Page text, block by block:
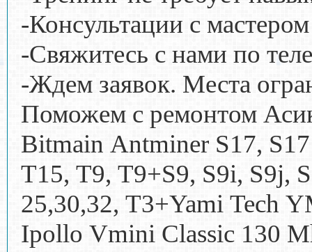
-Консультации с
-Свяжитесь с нами по
-Ждем заявок. Места
Поможем с ремонтом
Bitmain Antminer S17,
T15, T9, T9+S9, S9i, S9j,
25,30,32, T3+Yami Tech
Ipollo Vmini Classic 130